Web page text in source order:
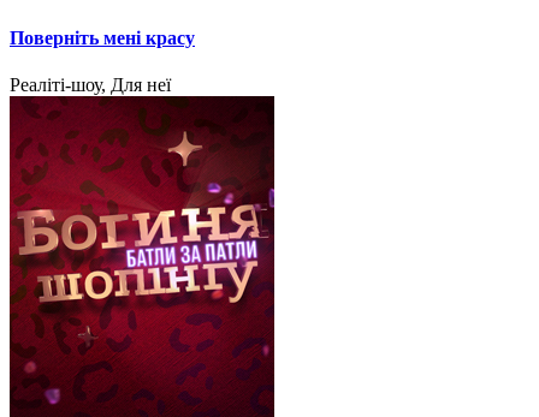
Поверніть мені красу
Реаліті-шоу, Для неї